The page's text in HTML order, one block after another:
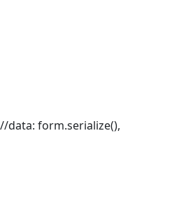
//data: form.serialize(),